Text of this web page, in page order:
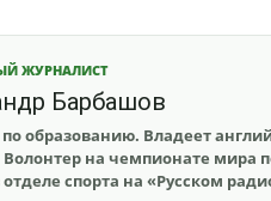
ЖУРНАЛИСТ
Барбашов
образованию. Владеет
на чемпионате мира
отделе спорта на «Русском